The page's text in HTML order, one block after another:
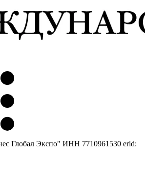
Глобал Экспо" ИНН 7710961530 erid: